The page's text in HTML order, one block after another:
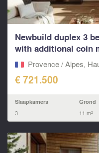
Newbuild duplex 3
with additional coin
cellarProvence / Alpes,
€ 721.500
Slaapkamers
3
Grond
11 m²